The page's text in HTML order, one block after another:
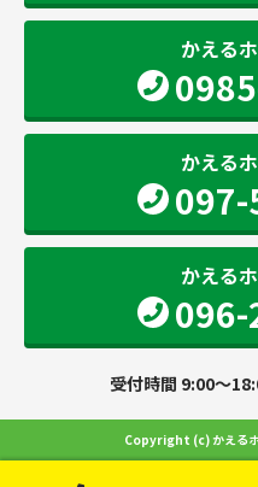
かえる
かえる
かえる
受付時間 9:00～
Copyright (c) かえる